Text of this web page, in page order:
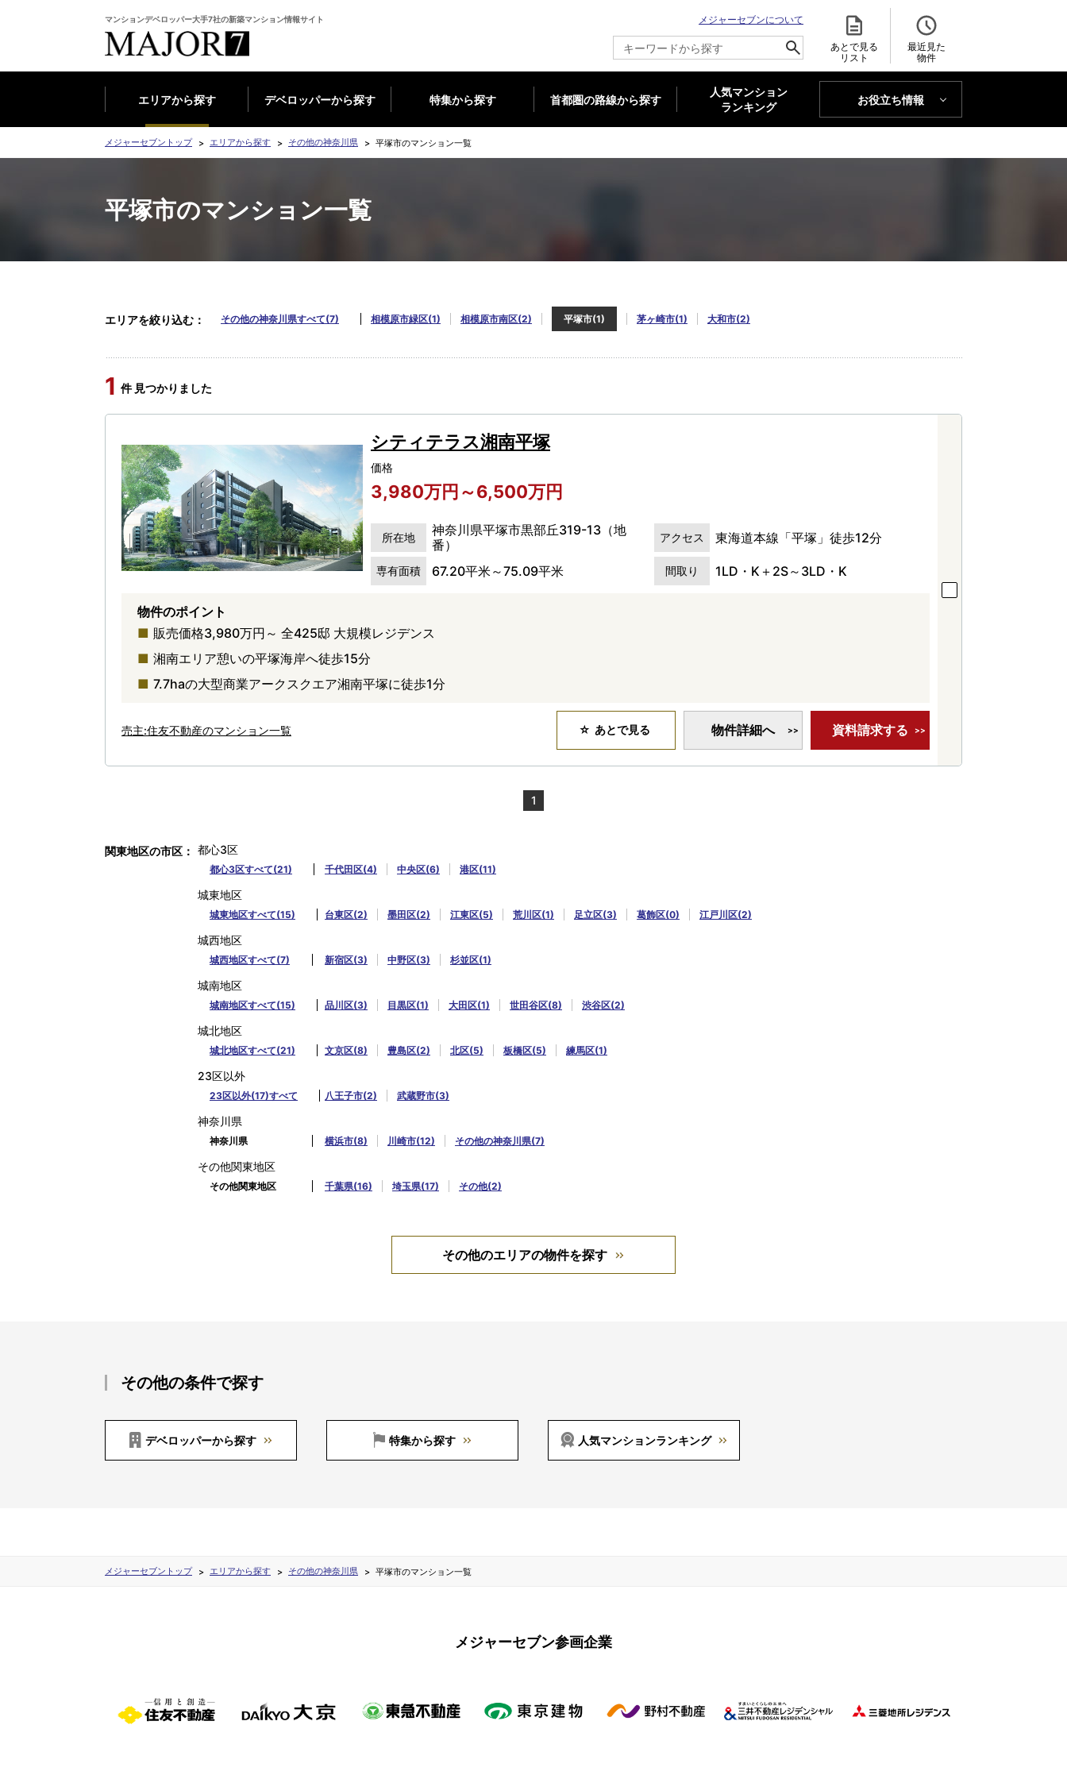
マンションデベロッパー大手7社の新築マンション情報サイト
メジャーセブンについて
あとで見る
リスト
最近見た
物件
エリアから探す デベロッパーから探す 特集から探す 首都圏の路線から探す
人気マンション
ランキング
お役立ち情報
MAJOR'S BLOG
メジャーセブントップ エリアから探す その他の神奈川県 平塚市のマンション一覧
平塚市のマンション一覧
エリアを絞り込む その他の神奈川県すべて(7) 相模原市緑区(1) 相模原市南区(2) 平塚市(1) 茅ヶ崎市(1) 大和市(2)
1 件 見つかりました
シティテラス湘南平塚
価格
3,980万円～6,500万円
所在地
神奈川県平塚市黒部丘319-13（地
番）
アクセス 東海道本線「平塚」徒歩12分
専有面積 67.20平米～75.09平米 間取り 1LD・K＋2S～3LD・K
物件のポイント
販売価格3,980万円～ 全425邸 大規模レジデンス
湘南エリア憩いの平塚海岸へ徒歩15分
7.7haの大型商業アークスクエア湘南平塚に徒歩1分
売主:住友不動産のマンション一覧 あとで見る 物件詳細へ 資料請求する
1
関東地区の市区 都心3区
都心3区すべて(21) 千代田区(4) 中央区(6) 港区(11)
城東地区
城東地区すべて(15) 台東区(2) 墨田区(2) 江東区(5) 荒川区(1) 足立区(3) 葛飾区(0) 江戸川区(2)
城西地区
城西地区すべて(7) 新宿区(3) 中野区(3) 杉並区(1)
城南地区
城南地区すべて(15) 品川区(3) 目黒区(1) 大田区(1) 世田谷区(8) 渋谷区(2)
城北地区
城北地区すべて(21) 文京区(8) 豊島区(2) 北区(5) 板橋区(5) 練馬区(1)
23区以外
23区以外(17)すべて 八王子市(2) 武蔵野市(3)
神奈川県
神奈川県 横浜市(8) 川崎市(12) その他の神奈川県(7)
その他関東地区
その他関東地区 千葉県(16) 埼玉県(17) その他(2)
その他のエリアの物件を探す
その他の条件で探す
デベロッパーから探す 特集から探す 人気マンションランキング
メジャーセブントップ エリアから探す その他の神奈川県 平塚市のマンション一覧
メジャーセブン参画企業